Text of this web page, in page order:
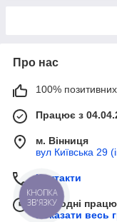
Про нас
100% позитивних
Працює з
м. Вінниця
вул Київська 29
Контакти
Сьогодні
Показати весь
КНОПКА
ЗВ'ЯЗКУ